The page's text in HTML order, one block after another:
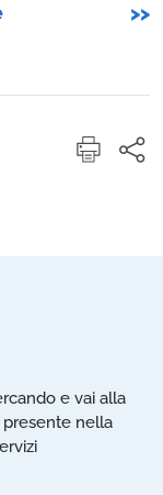
>>
e vai alla
presente nella